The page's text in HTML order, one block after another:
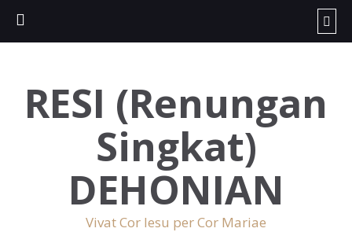
RESI (Renungan
Singkat)
DEHONIAN
Vivat Cor Iesu per Cor Mariae